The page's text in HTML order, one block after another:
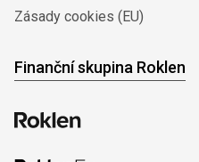
Zásady cookies (EU)
Finanční skupina Roklen